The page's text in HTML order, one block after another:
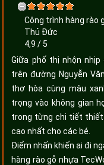
Công trình hàng rào
Thủ Đức
4,9 / 5
Giữa phố thị nhộn
trên đường Nguyễn
thơ hòa cùng màu
trọng vào không gian
trong từng chi tiết
cao nhất cho các bé.
Điểm nhấn khiến ai đi
hàng rào gỗ nhựa